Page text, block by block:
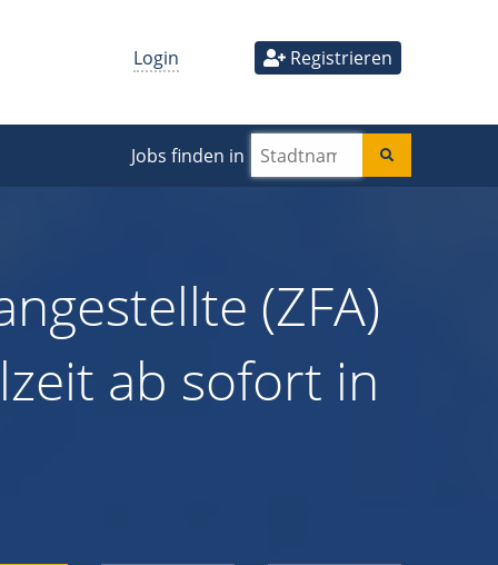
Login Registrieren
Jobs finden in
(ZFA)
ab sofort in